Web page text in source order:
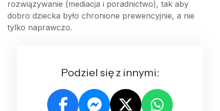
rozwiązywanie (mediacja i poradnictwo), tak aby
dobro dziecka było chronione prewencyjnie, a nie
tylko naprawczo.
Podziel się z innymi: